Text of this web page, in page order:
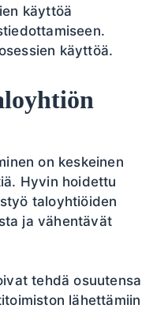
käyttöä
käyttöä.
on keskeinen
Hyvin hoidettu
taloyhtiöiden
ja vähentävät
tehdä osuutensa
lähettämiin